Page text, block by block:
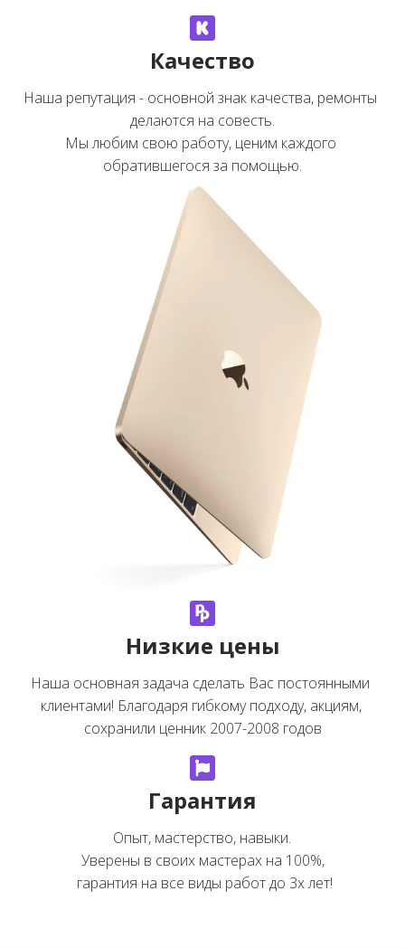
Качество
Наша репутация - основной знак качества, ремонты
делаются на совесть.
Мы любим свою работу, ценим каждого
обратившегося за помощью.
Низкие цены
Наша основная задача сделать Вас постоянными
клиентами! Благодаря гибкому подходу, акциям,
сохранили ценник 2007-2008 годов
Гарантия
Опыт, мастерство, навыки.
Уверены в своих мастерах на 100%,
гарантия на все виды работ до 3х лет!